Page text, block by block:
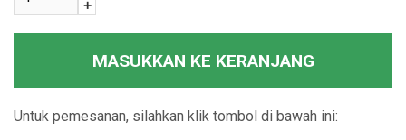
+
MASUKKAN KE KERANJANG
Untuk pemesanan, silahkan klik tombol di bawah ini: